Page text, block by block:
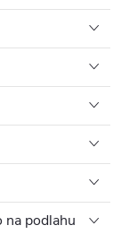
na podlahu